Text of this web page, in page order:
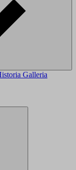
Galleria